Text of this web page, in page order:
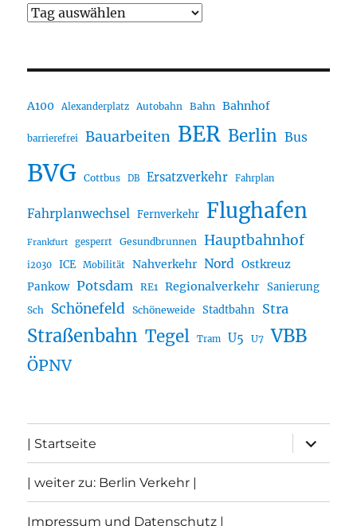
A100 Alexanderplatz Autobahn Bahn Bahnhof
barrierefrei Bauarbeiten BER Berlin Bus
BVG Cottbus DB Ersatzverkehr Fahrplan
Fahrplanwechsel Fernverkehr Flughafen
Frankfurt gesperrt Gesundbrunnen Hauptbahnhof
i2030 ICE Mobilität Nahverkehr Nord Ostkreuz
Pankow Potsdam RE1 Regionalverkehr Sanierung
Sch Schönefeld Schöneweide Stadtbahn Stra
Straßenbahn Tegel Tram U5 U7 VBB
ÖPNV
| Startseite
öffnen
| weiter zu: Berlin Verkehr |
Impressum und Datenschutz |